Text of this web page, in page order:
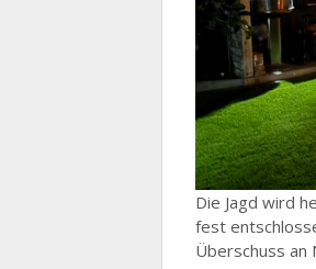
Die Jagd wird
fest
Überschuss an